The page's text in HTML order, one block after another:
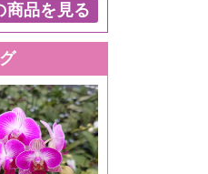
商品を見る